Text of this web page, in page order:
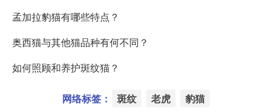
孟加拉豹猫有哪些特点？
奥西猫与其他猫品种有何不同？
如何照顾和养护斑纹猫？
网络标签： 斑纹 老虎 豹猫